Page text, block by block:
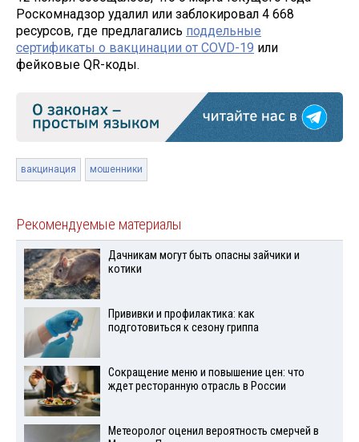
Роскомнадзор удалил или заблокировал 4 668
ресурсов, где предлагались поддельные
сертификаты о вакцинации от COVD-19 или
фейковые QR-коды.
вакцинация мошенники
Рекомендуемые материалы
Дачникам могут быть опасны зайчики и
котики
Прививки и профилактика: как
подготовиться к сезону гриппа
Сокращение меню и повышение цен: что
ждет ресторанную отрасль в России
Метеоролог оценил вероятность смерчей в